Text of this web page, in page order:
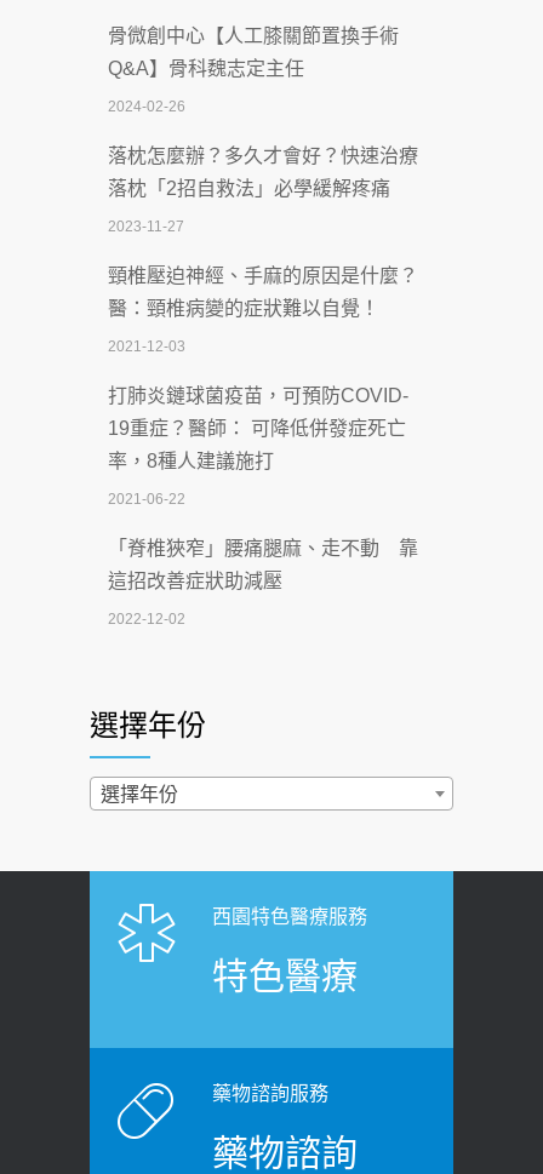
沒菸酒也瀕臨洗腎？65歲男靠「這習
慣」逆轉腎功能 醫揭3招救命
2026-07-08
體溫飆破41度！醫連收兩例中暑病例：
致死率達8成
2026-07-07
深耕萬華55年 西園醫院回顧發展歷程與
智慧 醫療布局
2026-07-06
【115年臺北市「防癌保衛戰：健康好禮
一手刮」】 宣導
2026-07-02
2026-07-02
4連霸議員黃秋澤癌逝！食道癌為何奪命
西園醫院55周年 7／10捐血公益活動 邀
民眾熱血響應
2026-06-30
健康肛門痛都是痔瘡?醫談瘍瘍瘻管與肛
裂差異 逾50歲民眾可做1事
原則避免血糖血壓飆高
2026-06-08
骨微創中心【人工膝關節置換手術
Q&A】骨科魏志定主任
2024-02-26
落枕怎麼辦？多久才會好？快速治療
落枕「2招自救法」必學緩解疼痛
2023-11-27
頸椎壓迫神經、手麻的原因是什麼？
醫：頸椎病變的症狀難以自覺！
2021-12-03
打肺炎鏈球菌疫苗，可預防COVID-
19重症？醫師： 可降低併發症死亡
率，8種人建議施打
2021-06-22
「脊椎狹窄」腰痛腿麻、走不動 靠
這招改善症狀助減壓
2022-12-02
2022-02-17
過量維生素D和鈣恐罹癌? 醫師釋
「落枕」不要大力按脖子！ 1招「伸
展運動」預防落枕
老後睡不好、夜間易跌倒
2021-03-05
選擇年份
選擇年份
西園特色醫療服務
特色醫療
藥物諮詢服務
藥物諮詢